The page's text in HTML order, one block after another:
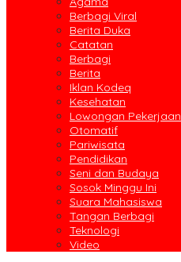
Berbagi Viral
Berita Duka
Catatan
Berbagi
Berita
Iklan Kodeq
Kesehatan
Lowongan Pekerjaan
Otomatif
Pariwisata
Pendidikan
Seni dan Budaya
Sosok Minggu Ini
Suara Mahasiswa
Tangan Berbagi
Teknologi
Video